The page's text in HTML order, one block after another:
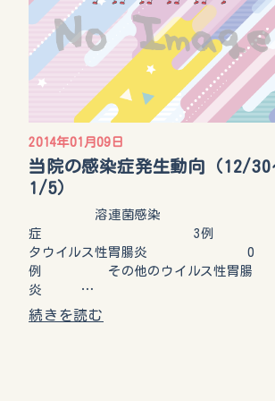
2014年01月09日
当院の感染症発生動向（12/30
1/5）
溶連菌感染
症 3例
タウイルス性胃腸炎 0
例 その他のウイルス性胃腸
炎 …
続きを読む